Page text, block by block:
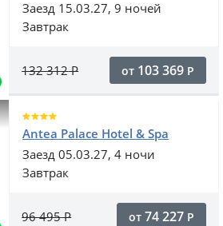
Заезд 15.03.27, 9 ночей
Завтрак
132 312Р от 103 369 Р
Antea Palace Hotel & Spa
Заезд 05.03.27, 4 ночи
Завтрак
96 495Р от 74 227 Р